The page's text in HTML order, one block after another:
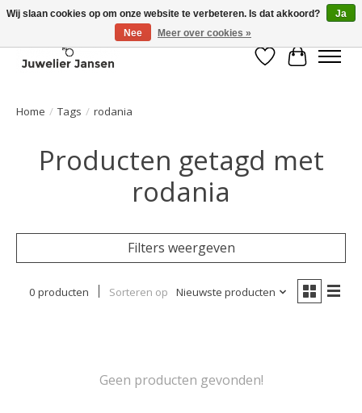
Verlanglijst
Home / Tags / rodania
Producten getagd met
rodania
Filters weergeven
0 producten Sorteren op Nieuwste producten
Geen producten gevonden!
Wij slaan cookies op om onze website te verbeteren. Is dat akkoord?
Ja
Nee
Meer over cookies »